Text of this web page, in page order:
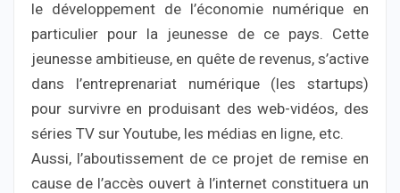
le développement de l’économie numérique en
particulier pour la jeunesse de ce pays. Cette
jeunesse ambitieuse, en quête de revenus, s’active
dans l’entreprenariat numérique (les startups)
pour survivre en produisant des web-vidéos, des
séries TV sur Youtube, les médias en ligne, etc.
Aussi, l’aboutissement de ce projet de remise en
cause de l’accès ouvert à l’internet constituera un